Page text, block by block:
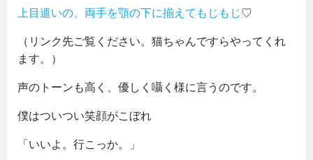
上目遣いの、両手を顎の下に揃えてもじもじ♡
（リンク先ご覧ください。猫ちゃんですらやってくれ
ます。）
声のトーンも高く、優しく囁く様に言うのです。
僕はついつい笑顔がこぼれ
「いいよ。行こっか。」